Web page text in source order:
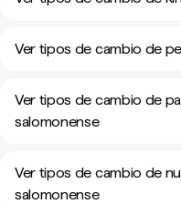
Ver tipos de cambio de
Ver tipos de cambio de
salomonense
Ver tipos de cambio de
salomonense